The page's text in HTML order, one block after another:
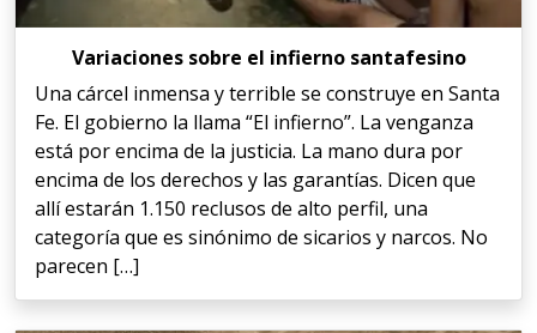
Variaciones sobre el infierno santafesino
Una cárcel inmensa y terrible se construye en Santa
Fe. El gobierno la llama “El infierno”. La venganza
está por encima de la justicia. La mano dura por
encima de los derechos y las garantías. Dicen que
allí estarán 1.150 reclusos de alto perfil, una
categoría que es sinónimo de sicarios y narcos. No
parecen […]